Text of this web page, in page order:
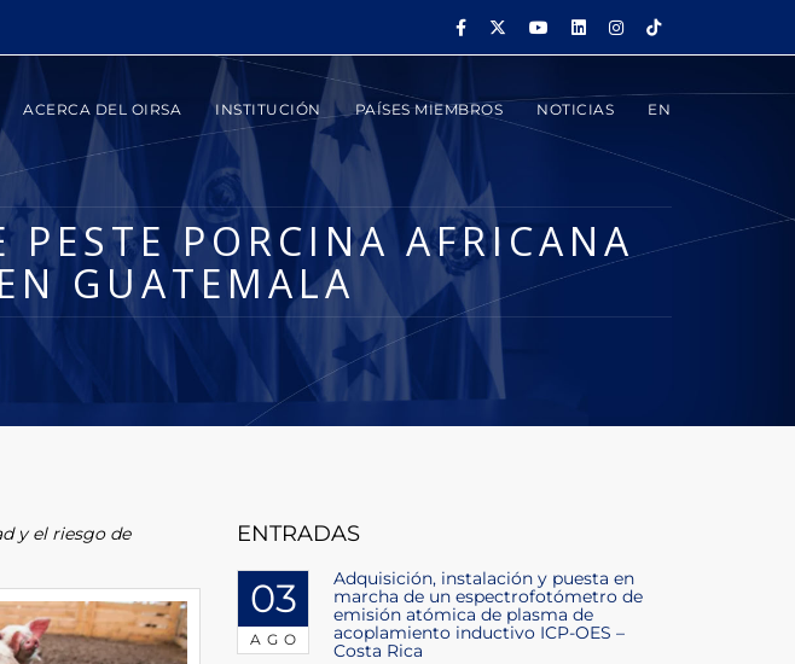
ACERCA DEL OIRSA INSTITUCIÓN PAÍSES MIEMBROS NOTICIAS EN
PORCINA AFRICANA
GUATEMALA
y el riesgo de
ENTRADAS
03
AGO
Adquisición, instalación y puesta en
marcha de un espectrofotómetro de
emisión atómica de plasma de
acoplamiento inductivo ICP-OES –
Costa Rica